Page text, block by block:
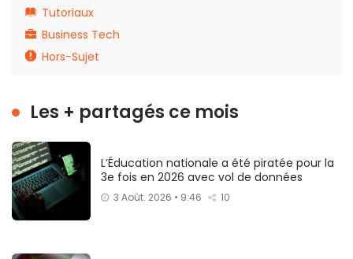
Tutoriaux
Business Tech
Hors-Sujet
Les + partagés ce mois
L’Éducation nationale a été piratée pour la
3e fois en 2026 avec vol de données
3 Août. 2026 • 9:46 10